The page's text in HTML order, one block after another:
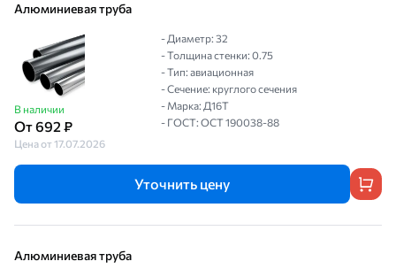
Алюминиевая труба
В наличии
От 692 ₽
Цена от 17.07.2026
- Диаметр: 32
- Толщина стенки: 0.75
- Тип: авиационная
- Сечение: круглого сечения
- Марка: Д16Т
- ГОСТ: ОСТ 190038-88
Уточнить цену
Алюминиевая труба